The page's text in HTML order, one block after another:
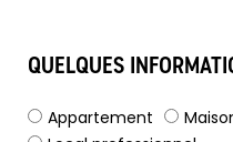
QUELQUES
Appartement